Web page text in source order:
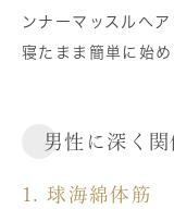
ンナーマッスルへ
寝たまま簡単に始め
男性に深く
1. 球海綿体筋